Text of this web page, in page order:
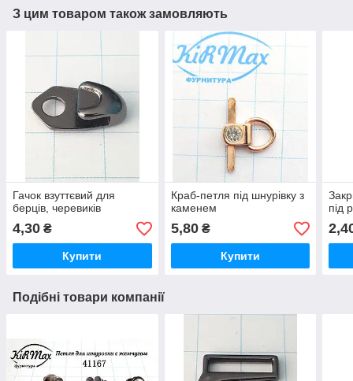
З цим товаром також замовляють
Гачок взуттєвий для
берців, черевиків
4,30 ₴
Купити
Краб-петля під шнурівку з
каменем
5,80₴
Купити
під
Подібні товари компанії